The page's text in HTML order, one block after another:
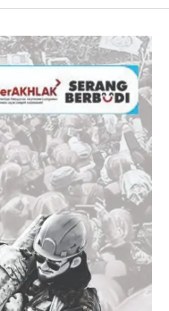
dan perundang-
(1) dapat dilakukan
atas Tanah oleh
meminta Pihak
hal-hal sebagai berikut :
dalam IUP CV
dengan
ada penyelesaian
setelah surat ini diterima
jual beli dengan warga